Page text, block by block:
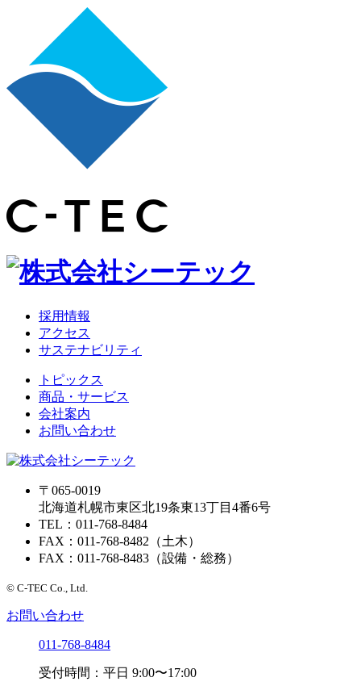
採用情報
アクセス
サステナビリティ
トピックス
商品・サービス
会社案内
お問い合わせ
〒065-0019
北海道札幌市東区北19条東13丁目4番6号
TEL：011-768-8484
FAX：011-768-8482（土木）
FAX：011-768-8483（設備・総務）
© C-TEC Co., Ltd.
お問い合わせ
011-768-8484
受付時間：平日 9:00〜17:00